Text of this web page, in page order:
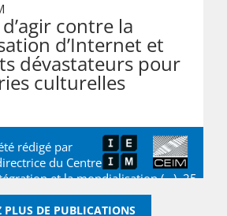
contre la
d’Internet et
dévastateurs pour
culturelles
rédigé par
du Centre
et la mondialisation (…), 25
Rioux
PLUS DE PUBLICATIONS